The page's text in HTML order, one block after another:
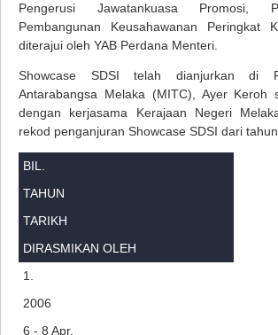
Pengerusi Jawatankuasa Promosi,
Pembangunan Keusahawanan Peringkat
diterajui oleh YAB Perdana Menteri.
Showcase SDSI telah dianjurkan di
Antarabangsa Melaka (MITC), Ayer Keroh
dengan kerjasama Kerajaan Negeri
rekod penganjuran Showcase SDSI dari
BIL.
TAHUN
TARIKH
DIRASMIKAN OLEH
1.
2006
6 - 8 Apr.